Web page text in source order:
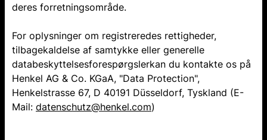
deres forretningsområde.
For oplysninger om registreredes rettigheder,
tilbagekaldelse af samtykke eller generelle
databeskyttelsesforespørgslerkan du kontakte os på
Henkel AG & Co. KGaA, "Data Protection",
Henkelstrasse 67, D 40191 Düsseldorf, Tyskland (E-
Mail: datenschutz@henkel.com)